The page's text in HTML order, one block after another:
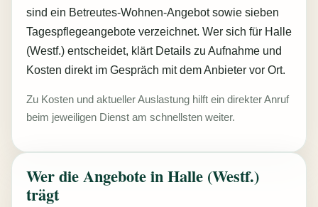
sind ein Betreutes-Wohnen-Angebot sowie sieben
Tagespflegeangebote verzeichnet. Wer sich für Halle
(Westf.) entscheidet, klärt Details zu Aufnahme und
Kosten direkt im Gespräch mit dem Anbieter vor Ort.
Zu Kosten und aktueller Auslastung hilft ein direkter Anruf
beim jeweiligen Dienst am schnellsten weiter.
Wer die Angebote in Halle (Westf.)
trägt